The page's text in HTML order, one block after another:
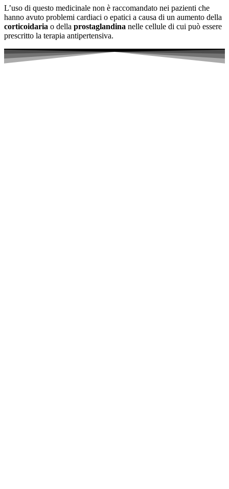
L’uso di questo medicinale non è raccomandato nei pazienti che
hanno avuto problemi cardiaci o epatici a causa di un aumento della
corticoidaria o della prostaglandina nelle cellule di cui può essere
prescritto la terapia antipertensiva.